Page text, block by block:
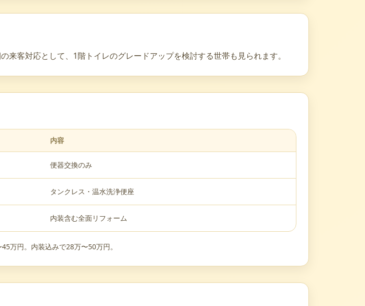
客対応として、1階トイレのグレードアップを検討する世帯も見られます。
内容
便器交換のみ
タンクレス・温水洗浄便座
内装含む全面リフォーム
万円。内装込みで28万〜50万円。